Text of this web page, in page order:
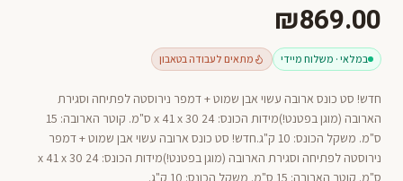
₪869.00
במלאי · משלוח מיידי מתאים לעבודה בטאבון
חדש! סט כונס ארובה עשוי אבן שמוט + דמפר נירוסטה לפתיחה וסגירת
הארובה (מוגן בפטנט!)מידות הכונס: 24 x 41 x 30 ס"מ. קוטר הארובה: 15
ס"מ. משקל הכונס: 10 ק"ג.חדש! סט כונס ארובה עשוי אבן שמוט + דמפר
נירוסטה לפתיחה וסגירת הארובה (מוגן בפטנט!)מידות הכונס: 24 x 41 x 30
ס"מ. קוטר הארובה: 15 ס"מ. משקל הכונס: 10 ק"ג.